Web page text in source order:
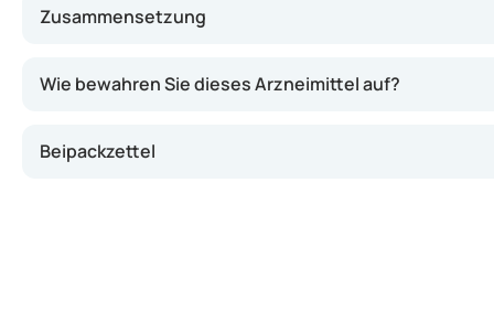
Zusammensetzung
Wie bewahren Sie dieses Arzneimittel auf?
Beipackzettel